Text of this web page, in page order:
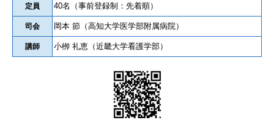
定員 40名（事前登録制：先着順）
司会 岡本 節（高知大学医学部附属病院）
講師 小栁 礼恵（近畿大学看護学部）